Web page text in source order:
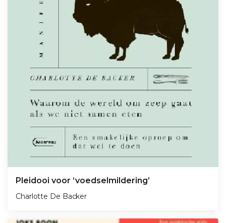
Pleidooi voor ‘voedselmildering’
Charlotte De Backer